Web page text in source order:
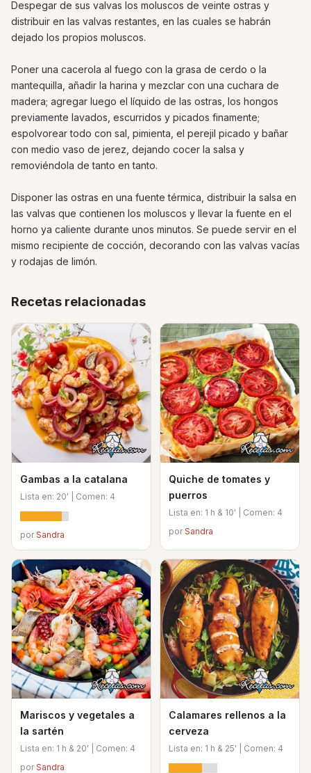
Despegar de sus valvas los moluscos de veinte ostras y
distribuir en las valvas restantes, en las cuales se habrán
dejado los propios moluscos.
Poner una cacerola al fuego con la grasa de cerdo o la
mantequilla, añadir la harina y mezclar con una cuchara de
madera; agregar luego el líquido de las ostras, los hongos
previamente lavados, escurridos y picados finamente;
espolvorear todo con sal, pimienta, el perejil picado y bañar
con medio vaso de jerez, dejando cocer la salsa y
removiéndola de tanto en tanto.
Disponer las ostras en una fuente térmica, distribuir la salsa en
las valvas que contienen los moluscos y llevar la fuente en el
horno ya caliente durante unos minutos. Se puede servir en el
mismo recipiente de cocción, decorando con las valvas vacías
y rodajas de limón.
Recetas relacionadas
Gambas a la catalana
Lista en: 20' | Comen: 4
porSandra
Quiche de tomates y
puerros
Lista en: 1 h & 10' | Comen: 4
porSandra
Mariscos y vegetales a
la sartén
Lista en: 1 h & 20' | Comen: 4
porSandra
Calamares rellenos a la
cerveza
Lista en: 1 h & 25' | Comen: 4